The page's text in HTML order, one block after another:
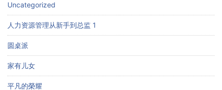
Uncategorized
人力资源管理从新手到总监 1
圆桌派
家有儿女
平凡的榮耀